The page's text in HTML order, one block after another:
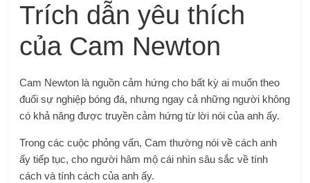
Trích dẫn yêu thích
của Cam Newton
Cam Newton là nguồn cảm hứng cho bất kỳ ai muốn theo
đuổi sự nghiệp bóng đá, nhưng ngay cả những người không
có khả năng được truyền cảm hứng từ lời nói của anh ấy.
Trong các cuộc phỏng vấn, Cam thường nói về cách anh
ấy tiếp tục, cho người hâm mộ cái nhìn sâu sắc về tính
cách và tính cách của anh ấy.